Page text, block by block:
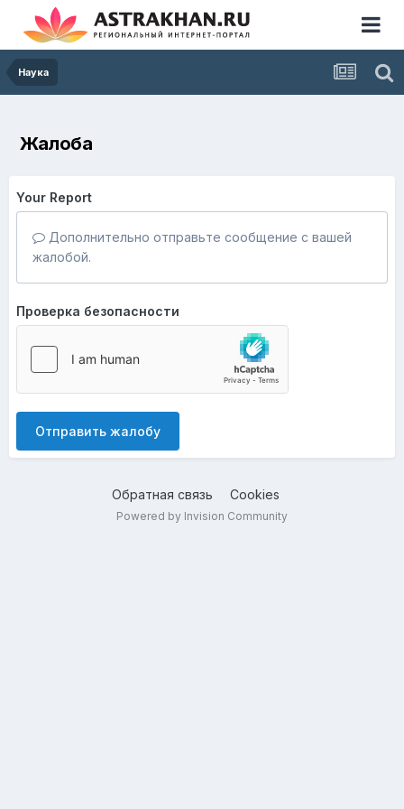
Наука
Жалоба
Your Report
Дополнительно отправьте сообщение с вашей
жалобой.
Проверка безопасности
Отправить жалобу
Обратная связь Cookies
Powered by Invision Community